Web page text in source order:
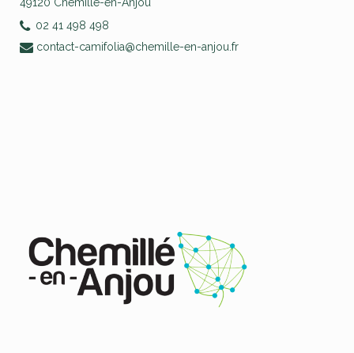
02 41 498 498
contact-camifolia@chemille-en-anjou.fr